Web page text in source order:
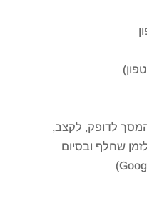
המסך לדופק, לקצב,
שחלף ובסיום